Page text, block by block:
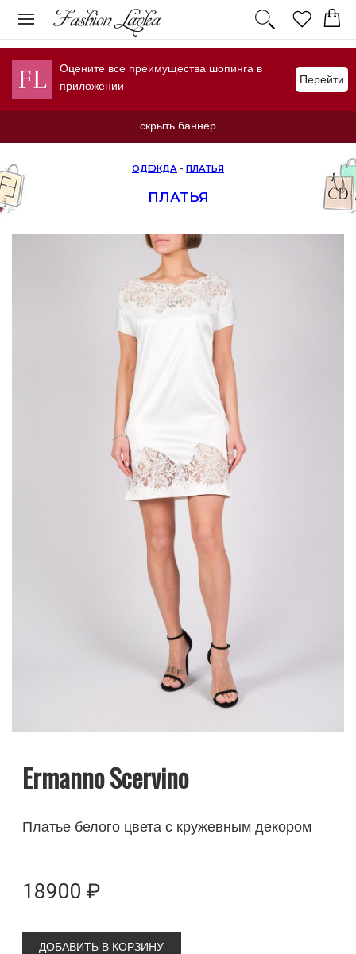
Оцените все преимущества шопинга в
приложении
Перейти
скрыть баннер
ОДЕЖДА - ПЛАТЬЯ
ПЛАТЬЯ
Ermanno Scervino
Платье белого цвета с кружевным декором
18900 ₽
ДОБАВИТЬ В КОРЗИНУ